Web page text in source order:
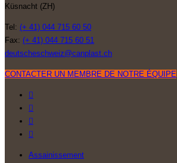
Küsnacht (ZH)
Tel: (+ 41) 044 715 60 50
Fax: (+ 41) 044 715 60 51
deutscheschweiz@canplast.ch
CONTACTER UN MEMBRE DE NOTRE ÉQUIPE
Assainissement